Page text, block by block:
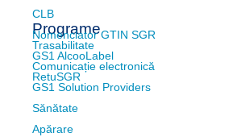
CLB
Nomenclator GTIN SGR
GS1 AlcooLabel
RetuSGR
Programe
Trasabilitate
Comunicație electronică
GS1 Solution Providers
Sănătate
Apărare